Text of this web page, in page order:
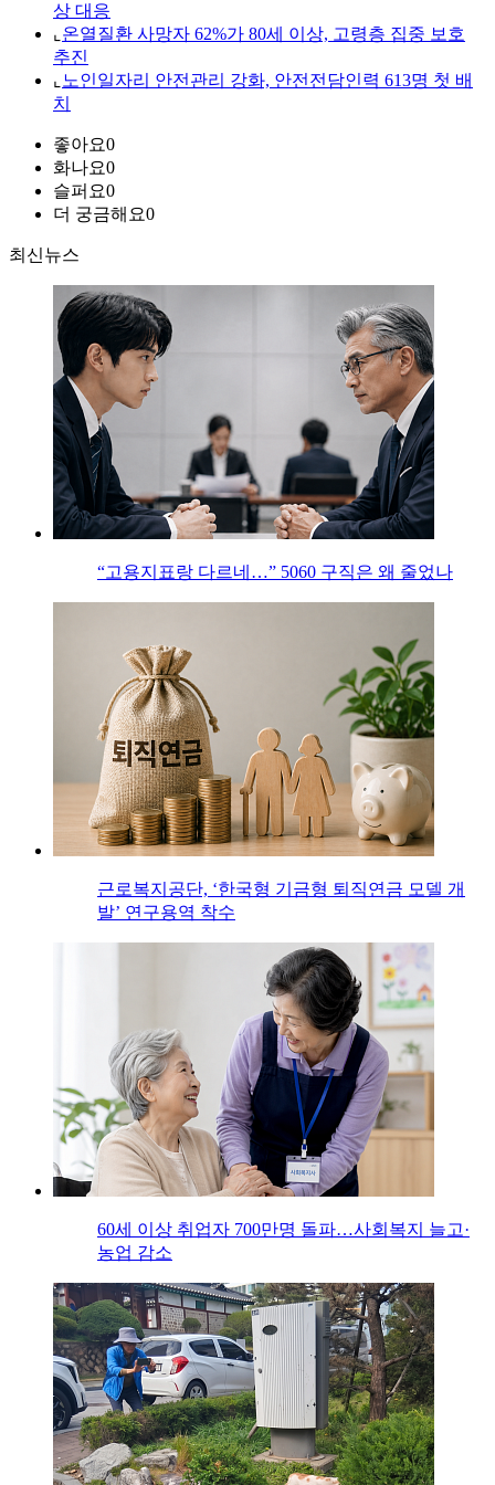
상 대응
⌞ 온열질환 사망자 62%가 80세 이상, 고령층 집중 보호
추진
⌞ 노인일자리 안전관리 강화, 안전전담인력 613명 첫 배
치
좋아요0
화나요0
슬퍼요0
더 궁금해요0
최신뉴스
“고용지표랑 다르네…” 5060 구직은 왜 줄었나
근로복지공단, ‘한국형 기금형 퇴직연금 모델 개
발’ 연구용역 착수
60세 이상 취업자 700만명 돌파…사회복지 늘고·
농업 감소